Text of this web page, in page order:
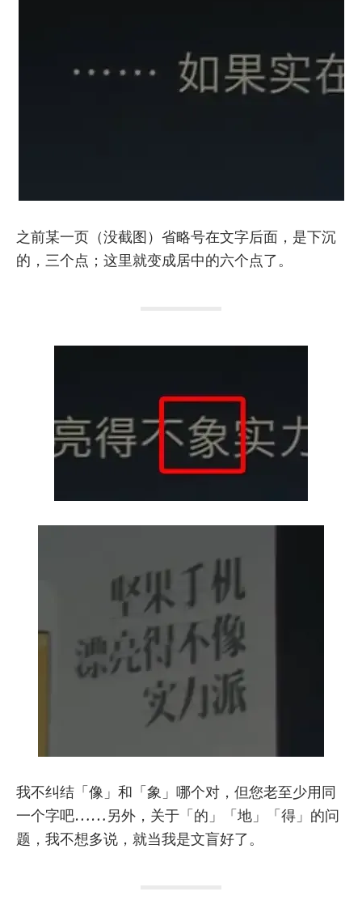
之前某一页（没截图）省略号在文字后面，是下沉
的，三个点；这里就变成居中的六个点了。
我不纠结「像」和「象」哪个对，但您老至少用同
一个字吧……另外，关于「的」「地」「得」的问
题，我不想多说，就当我是文盲好了。